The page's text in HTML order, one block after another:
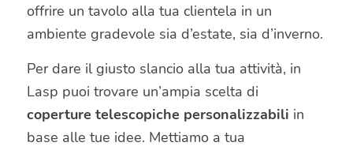
offrire un tavolo alla tua clientela in un
ambiente gradevole sia d’estate, sia d’inverno.
Per dare il giusto slancio alla tua attività, in
Lasp puoi trovare un’ampia scelta di
coperture telescopiche personalizzabili in
base alle tue idee. Mettiamo a tua